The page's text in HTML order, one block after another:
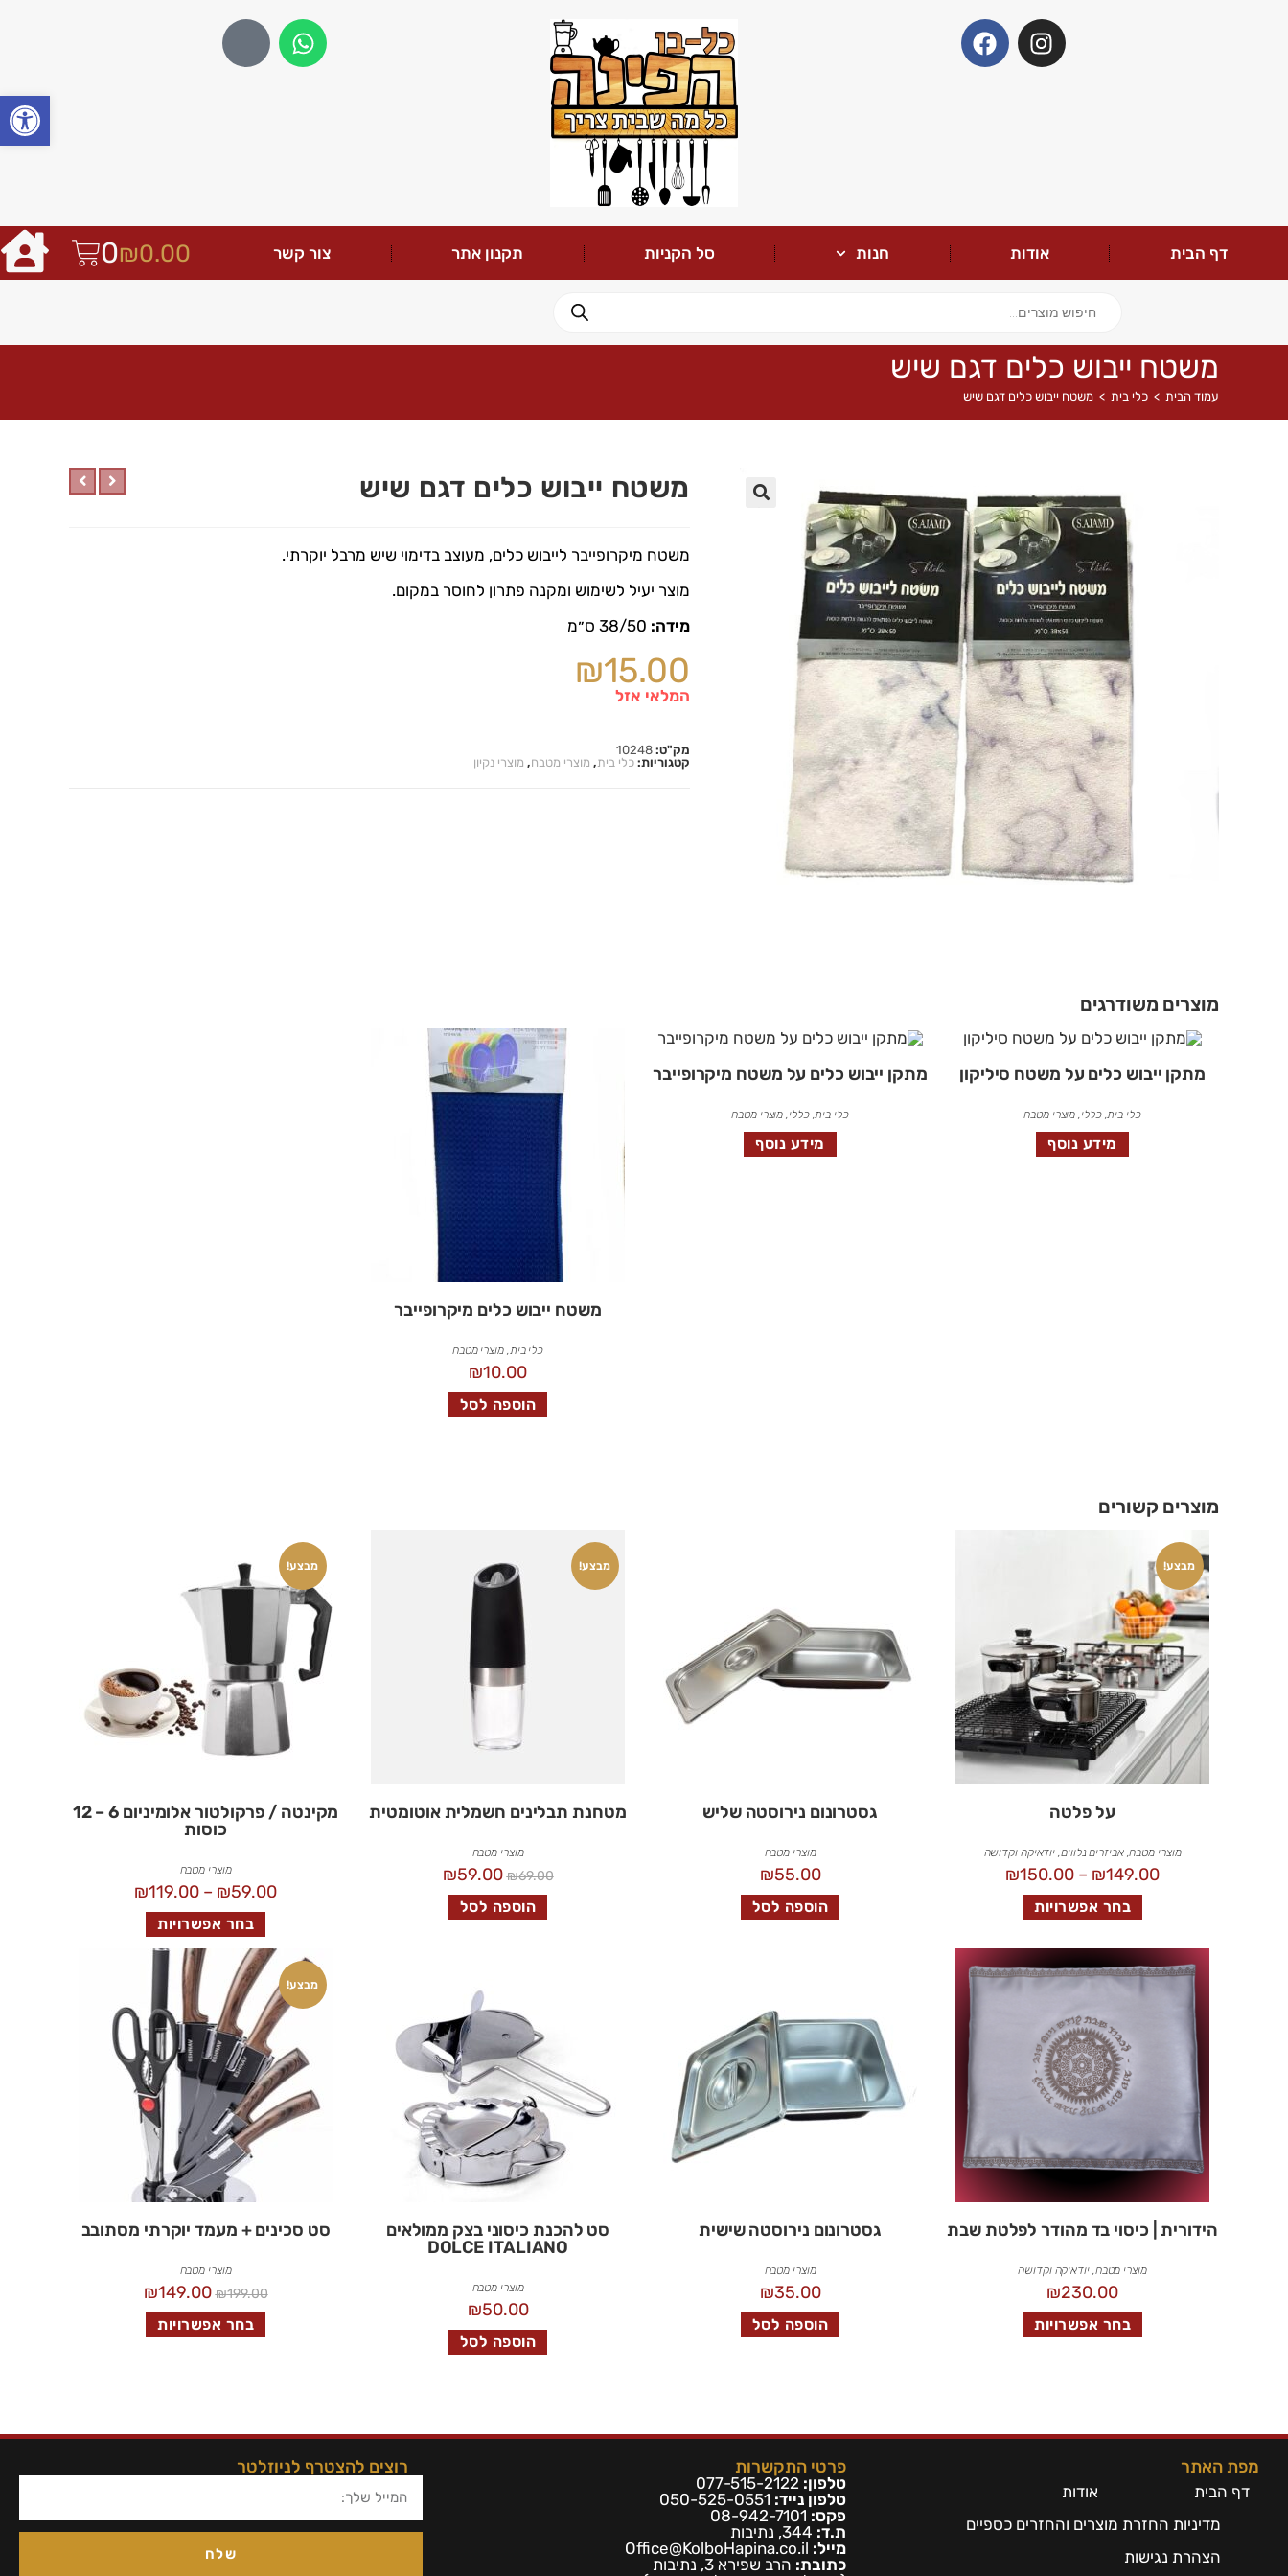
דף הבית אודות חנות סל הקניות תקנון אתר צור קשר ₪0.00
0
משטח ייבוש כלים דגם שיש
עמוד הבית > כלי בית > משטח ייבוש כלים דגם שיש
משטח ייבוש כלים דגם שיש
משטח מיקרופייבר לייבוש כלים, מעוצב בדימוי שיש מרבל יוקרתי.
מוצר יעיל לשימוש ומקנה פתרון לחוסר במקום.
מידה: 38/50 ס״מ
₪15.00
המלאי אזל
מק"ט: 10248
קטגוריות: כלי בית, מוצרי מטבח, מוצרי נקיון
מוצרים משודרגים
מתקן ייבוש כלים על משטח סיליקון
כלי בית ,כללי מוצרי מטבח
מידע נוסף
מתקן ייבוש כלים על משטח מיקרופייבר
כלי בית ,כללי מוצרי מטבח
מידע נוסף
משטח ייבוש כלים מיקרופייבר
כלי בית,מוצרי מטבח
₪10.00
הוספה לסל
מוצרים קשורים
מבצע!
על פלטה
מוצרי מטבח,אביזרים נלווים, יודאיקה וקדושה
₪149.00
–
₪150.00
בחר אפשרויות
גסטרונום נירוסטה שליש
מוצרי מטבח
₪55.00
הוספה לסל
מבצע!
מטחנת תבלינים חשמלית אוטומטית
מוצרי מטבח
₪69.00
₪59.00
הוספה לסל
מבצע!
מקינטה / פרקולטור אלומיניום 6 – 12
כוסות
מוצרי מטבח
₪59.00
–
₪119.00
בחר אפשרויות
הידורית | כיסוי בד מהודר לפלטת שבת
מוצרי מטבח,יודאיקה וקדושה
₪230.00
בחר אפשרויות
גסטרונום נירוסטה שישית
מוצרי מטבח
₪35.00
הוספה לסל
סט להכנת כיסוני בצק ממולאים
DOLCE ITALIANO
מוצרי מטבח
₪50.00
הוספה לסל
מבצע!
סט סכינים + מעמד יוקרתי מסתובב
מוצרי מטבח
₪199.00
₪149.00
בחר אפשרויות
מפת האתר
דף הבית
אודות
מדיניות החזרת מוצרים והחזרים כספיים
הצהרת נגישות
פרטי התקשרות
טלפון: 077-515-2122
טלפון נייד: 050-525-0551
פקס:
ת.ד:
מייל: Office@KolboHapina.co.il
כתובת: הרב שפירא 3, נתיבות
רוצים להצטרף לניוזלטר
שלח